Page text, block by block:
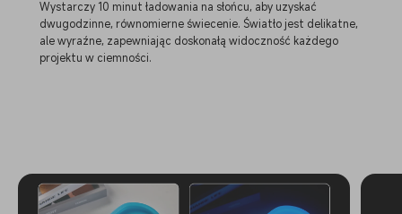
Wystarczy 10 minut ładowania na słońcu, aby uzyskać
dwugodzinne, równomierne świecenie. Światło jest delikatne,
ale wyraźne, zapewniając doskonałą widoczność każdego
projektu w ciemności.